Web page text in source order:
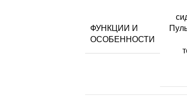
ФУНКЦИИ И
ОСОБЕННОСТИ